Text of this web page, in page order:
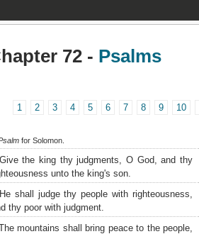
72 - Psalms
1
2 3 4 5 6 7 8 9 10
for Solomon.
Give the king thy judgments, O God, and thy
unto the king's son.
He shall judge thy people with righteousness,
thy poor with judgment.
mountains shall bring peace to the people,